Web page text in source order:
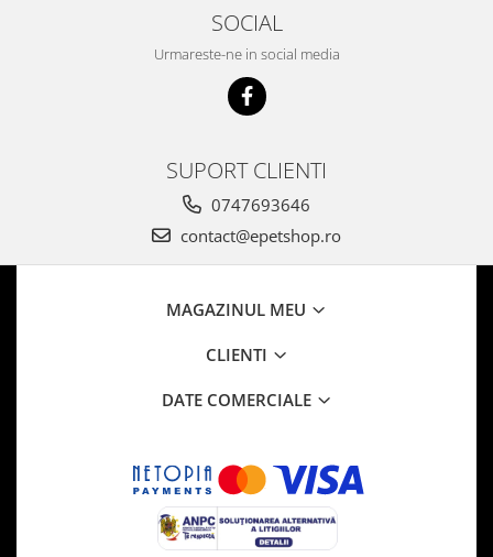
SOCIAL
Urmareste-ne in social media
SUPORT CLIENTI
0747693646
contact@epetshop.ro
MAGAZINUL MEU
CLIENTI
DATE COMERCIALE